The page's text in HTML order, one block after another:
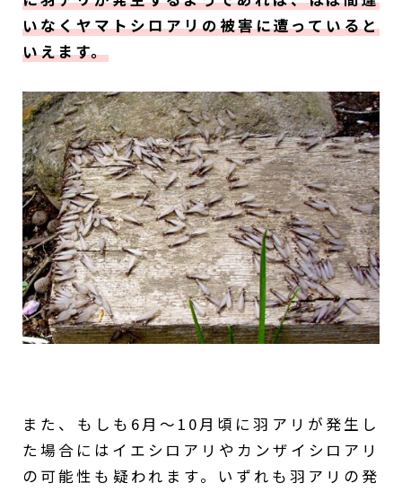
いなくヤマトシロアリの被害に遭っていると
いえます。
また、もしも6月～10月頃に羽アリが発生し
た場合にはイエシロアリやカンザイシロアリ
の可能性も疑われます。いずれも羽アリの発